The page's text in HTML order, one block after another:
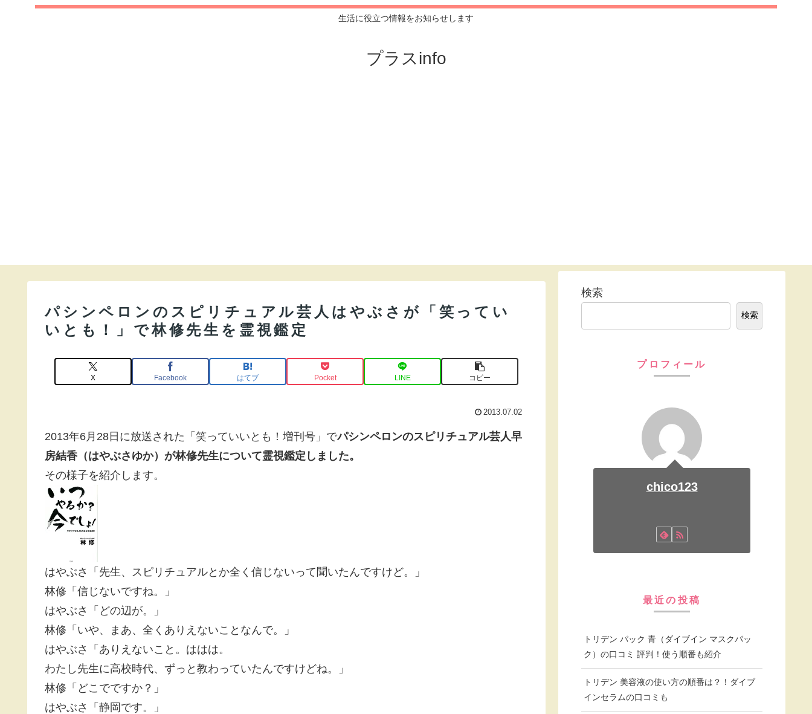
生活に役立つ情報をお知らせします
プラスinfo
パシンペロンのスピリチュアル芸人はやぶさが「笑ってい
いとも！」で林修先生を霊視鑑定
X Facebook はてブ Pocket LINE コピー
2013.07.02
2013年6月28日に放送された「笑っていいとも！増刊号」でパシンペロンのスピリチュアル芸人早
房結香（はやぶさゆか）が林修先生について霊視鑑定しました。
その様子を紹介します。
はやぶさ「先生、スピリチュアルとか全く信じないって聞いたんですけど。」
林修「信じないですね。」
はやぶさ「どの辺が。」
林修「いや、まあ、全くありえないことなんで。」
はやぶさ「ありえないこと。ははは。
わたし先生に高校時代、ずっと教わっていたんですけどね。」
林修「どこでですか？」
はやぶさ「静岡です。」
検索
検索
プロフィール
chico123
最近の投稿
トリデン パック 青（ダイブイン マスクパッ
ク）の口コミ 評判！使う順番も紹介
トリデン 美容液の使い方の順番は？！ダイブ
インセラムの口コミも